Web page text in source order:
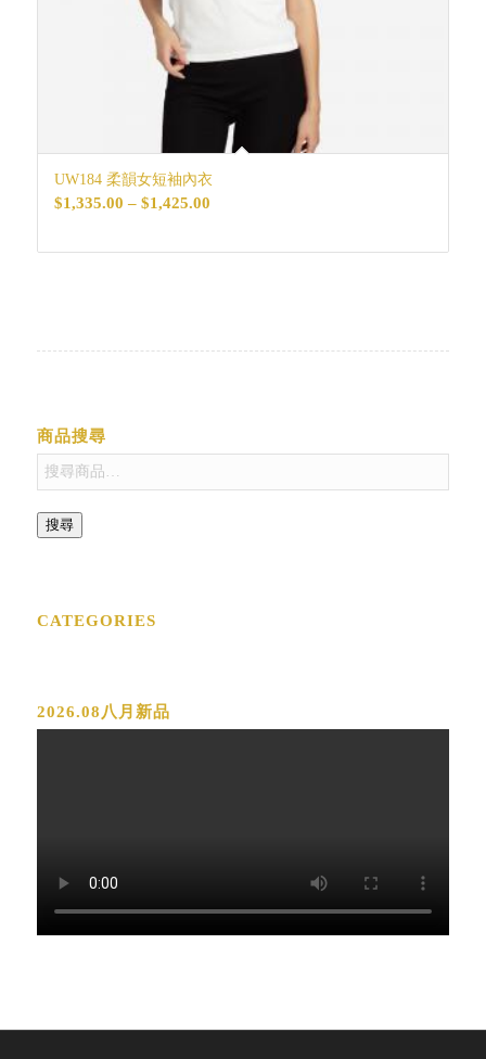
UW184 柔韻女短袖內衣
$1,335.00 – $1,425.00價
範
商品搜尋
搜尋
CATEGORIES
2026.08八月新品